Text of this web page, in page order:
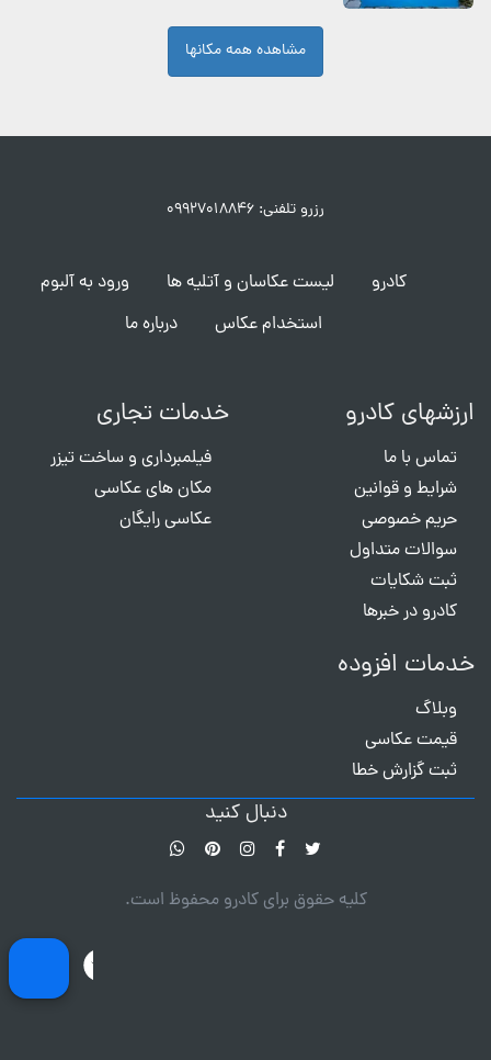
مشاهده همه مکانها
رزرو تلفنی: ۰۹۹۲۷۰۱۸۸۴۶
کادرو لیست عکاسان و آتلیه ها
ورود به آلبوم
استخدام عکاس
درباره ما
ارزشهای کادرو
تماس با ما
شرایط و قوانین
حریم خصوصی
سوالات متداول
ثبت شکایات
کادرو در خبرها
خدمات تجاری
فیلمبرداری و ساخت تیزر
مکان های عکاسی
عکاسی رایگان
خدمات افزوده
وبلاگ
قیمت عکاسی
ثبت گزارش خطا
دنبال کنید
کلیه حقوق برای کادرو محفوظ است.